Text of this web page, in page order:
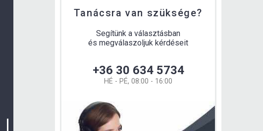
Tanácsra van szüksége?
Segítünk a választásban
és megválaszoljuk kérdéseit
+36 30 634 5734
HÉ - PÉ, 08:00 - 16:00